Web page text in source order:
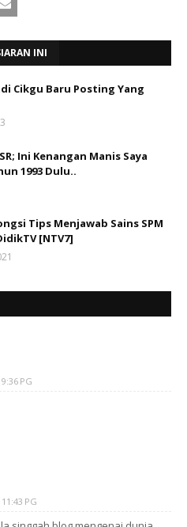
INI
Cikgu Baru Posting Yang
Ini Kenangan Manis Saya
1993 Dulu..
Tips Menjawab Sains SPM
[NTV7]
PG
PG